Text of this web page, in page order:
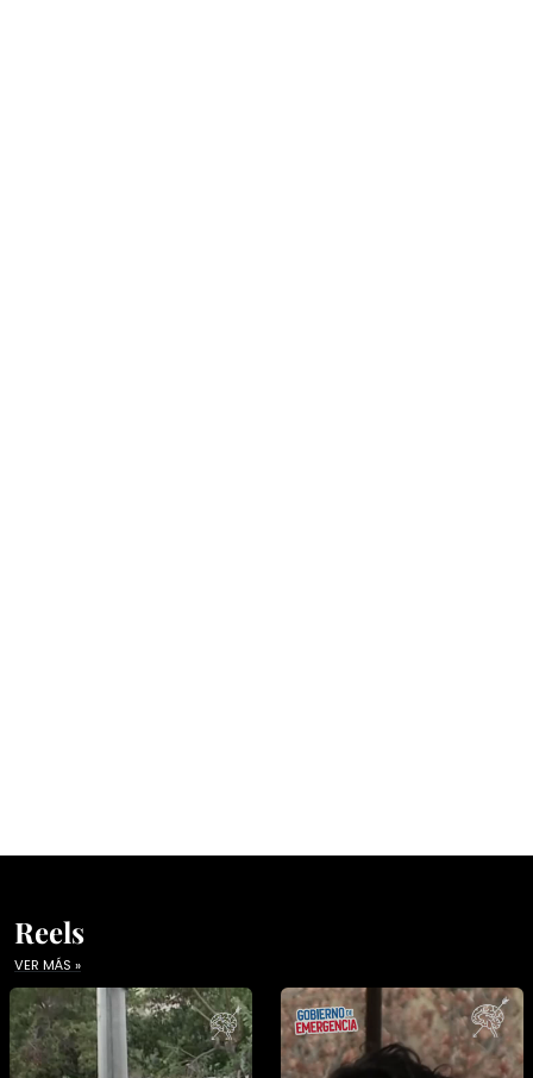
Reels
VER MÁS »